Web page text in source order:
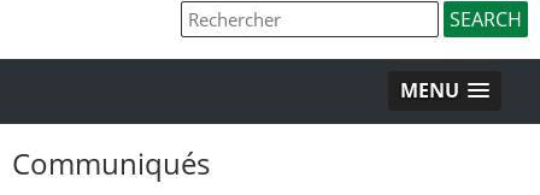
MENU
Communiqués